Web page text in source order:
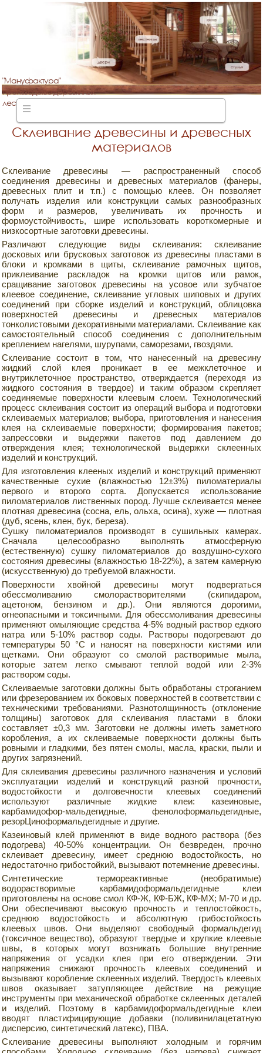
"Мануфактура"
производство деревянных
лестниц
Склеивание древесины и древесных
материалов
Склеивание древесины — распространенный способ
соединения древесины и древесных материалов (фанеры,
древесных плит и т.п.) с помощью клеев. Он позволяет
получать изделия или конструкции самых разнообразных
форм и размеров, увеличивать их прочность и
формоустойчивость, шире использовать короткомерные и
низкосортные заготовки древесины.
Различают следующие виды склеивания: склеивание
досковых или брусковых заготовок из древесины пластами в
блоки и кромками в щиты, склеивание рамочных щитов,
приклеивание раскладок на кромки щитов или рамок,
сращивание заготовок древесины на усовое или зубчатое
клеевое соединение, склеивание угловых шиповых и других
соединений при сборке изделий и конструкций, облицовка
поверхностей древесины и древесных материалов
тонколистовыми декоративными материалами. Склеивание как
самостоятельный способ соединения с дополнительным
креплением нагелями, шурупами, саморезами, гвоздями.
Склеивание состоит в том, что нанесенный на древесину
жидкий слой клея проникает в ее межклеточное и
внутриклеточное пространство, отверждается (переходя из
жидкого состояния в твердое) и таким образом скрепляет
соединяемые поверхности клеевым слоем. Технологический
процесс склеивания состоит из операций выбора и подготовки
склеиваемых материалов; выбора, приготовления и нанесения
клея на склеиваемые поверхности; формирования пакетов;
запрессовки и выдержки пакетов под давлением до
отверждения клея; технологической выдержки склеенных
изделий и конструкций.
Для изготовления клееных изделий и конструкций применяют
качественные сухие (влажностью 12±3%) пиломатериалы
первого и второго сорта. Допускается использование
пиломатериалов лиственных пород. Лучше склеивается менее
плотная древесина (сосна, ель, ольха, осина), хуже — плотная
(дуб, ясень, клен, бук, береза).
Сушку пиломатериалов производят в сушильных камерах.
Сначала целесообразно выполнять атмосферную
(естественную) сушку пиломатериалов до воздушно-сухого
состояния древесины (влажностью 18-22%), а затем камерную
(искусственную) до требуемой влажности.
Поверхности хвойной древесины могут подвергаться
обессмоливанию смолорастворителями (скипидаром,
ацетоном, бензином и др.). Они являются дорогими,
огнеопасными и токсичными. Для обессмоливания древесины
применяют омыляющие средства 4-5% водный раствор едкого
натра или 5-10% раствор соды. Растворы подогревают до
температуры 50 °С и наносят на поверхности кистями или
щетками. Они образуют со смолой растворимые мыла,
которые затем легко смывают теплой водой или 2-3%
раствором соды.
Склеиваемые заготовки должны быть обработаны строганием
или фрезерованием их боковых поверхностей в соответствии с
техническими требованиями. Разнотолщинность (отклонение
толщины) заготовок для склеивания пластами в блоки
составляет ±0,3 мм. Заготовки не должны иметь заметного
коробления, а их склеиваемые поверхности должны быть
ровными и гладкими, без пятен смолы, масла, краски, пыли и
других загрязнений.
Для склеивания древесины различного назначения и условий
эксплуатации изделий и конструкций разной прочности,
водостойкости и долговечности клеевых соединений
используют различные жидкие клеи: казеиновые,
карбамидофор-мальдегидные, фенолоформальдегидные,
резорЦиноформальдегидные и другие.
Казеиновый клей применяют в виде водного раствора (без
подогрева) 40-50% концентрации. Он безвреден, прочно
склеивает древесину, имеет среднюю водостойкость, но
недостаточно грибостойкий, вызывают потемнение древесины.
Синтетические термореактивные (необратимые)
водорастворимые карбамидоформальдегидные клеи
приготовлены на основе смол КФ-Ж, КФ-БЖ, КФ-МХ; М-70 и др.
Они обеспечивают высокую прочность и теплостойкость,
среднюю водостойкость и абсолютную грибостойкость
клеевых швов. Они выделяют свободный формальдегид
(токсичное вещество), образуют твердые и хрупкие клеевые
швы, в которых могут возникать большие внутренние
напряжения от усадки клея при его отверждении. Эти
напряжения снижают прочность клеевых соединений и
вызывают коробление склеенных изделий. Твердость клеевых
швов оказывает затупляющее действие на режущие
инструменты при механической обработке склеенных деталей
и изделий. Поэтому в карбамидоформальдегидные клеи
вводят пластифицирующие добавки (поливинилацетатную
дисперсию, синтетический латекс), ПВА.
Склеивание древесины выполняют холодным и горячим